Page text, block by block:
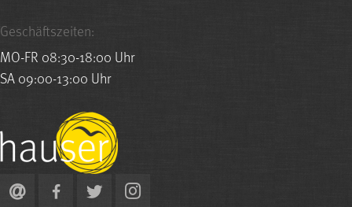
Geschäftszeiten:
MO-FR 08:30-18:00 Uhr
SA 09:00-13:00 Uhr